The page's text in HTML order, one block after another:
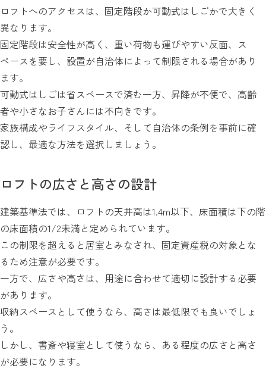
ロフトへのアクセスは、固定階段か可動式はしごかで大きく
異なります。
固定階段は安全性が高く、重い荷物も運びやすい反面、ス
ペースを要し、設置が自治体によって制限される場合があり
ます。
可動式はしごは省スペースで済む一方、昇降が不便で、高齢
者や小さなお子さんには不向きです。
家族構成やライフスタイル、そして自治体の条例を事前に確
認し、最適な方法を選択しましょう。
ロフトの広さと高さの設計
建築基準法では、ロフトの天井高は1.4m以下、床面積は下の階
の床面積の1/2未満と定められています。
この制限を超えると居室とみなされ、固定資産税の対象とな
るため注意が必要です。
一方で、広さや高さは、用途に合わせて適切に設計する必要
があります。
収納スペースとして使うなら、高さは最低限でも良いでしょ
う。
しかし、書斎や寝室として使うなら、ある程度の広さと高さ
が必要になります。